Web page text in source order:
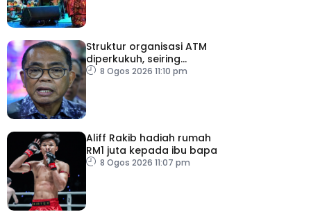
Struktur organisasi ATM
diperkukuh, seiring
pemodenan aset
8 Ogos 2026 11:10 pm
Aliff Rakib hadiah rumah
RM1 juta kepada ibu bapa
8 Ogos 2026 11:07 pm